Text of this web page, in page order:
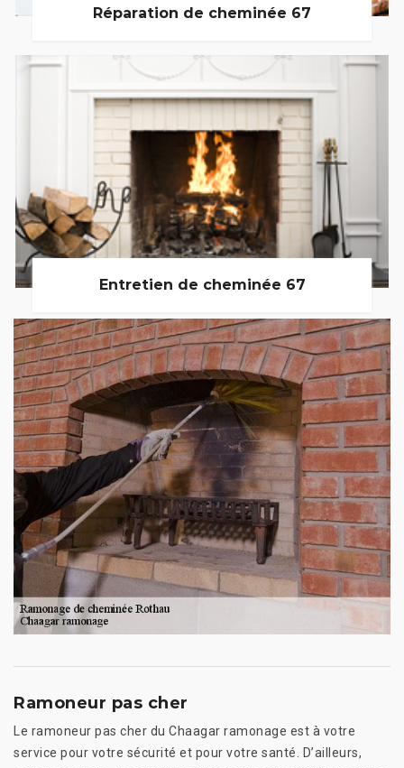
Réparation de cheminée 67
Entretien de cheminée 67
Ramoneur pas cher
Le ramoneur pas cher du Chaagar ramonage est à votre
service pour votre sécurité et pour votre santé. D’ailleurs,